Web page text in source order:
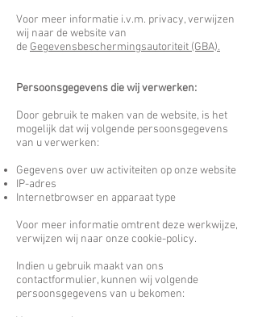
Voor meer informatie i.v.m. privacy, verwijzen
wij naar de website van
de Gegevensbeschermingsautoriteit (GBA).
Persoonsgegevens die wij verwerken:
Door gebruik te maken van de website, is het
mogelijk dat wij volgende persoonsgegevens
van u verwerken:
Gegevens over uw activiteiten op onze website
IP-adres
Internetbrowser en apparaat type
Voor meer informatie omtrent deze werkwijze,
verwijzen wij naar onze cookie-policy.
Indien u gebruik maakt van ons
contactformulier, kunnen wij volgende
persoonsgegevens van u bekomen: